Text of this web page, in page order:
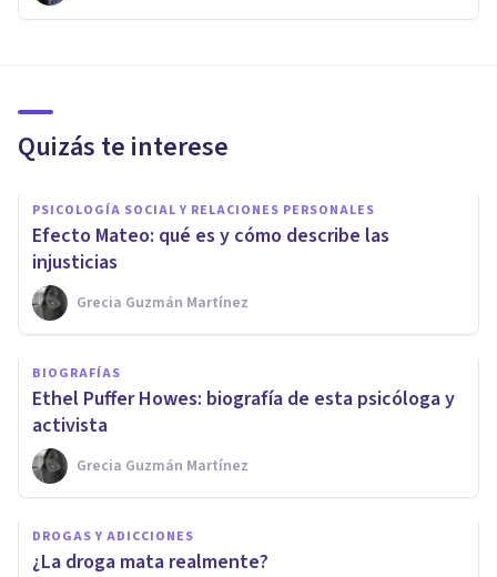
Quizás te interese
PSICOLOGÍA SOCIAL Y RELACIONES PERSONALES
Efecto Mateo: qué es y cómo describe las
injusticias
Grecia Guzmán Martínez
BIOGRAFÍAS
Ethel Puffer Howes: biografía de esta psicóloga y
activista
Grecia Guzmán Martínez
DROGAS Y ADICCIONES
¿La droga mata realmente?